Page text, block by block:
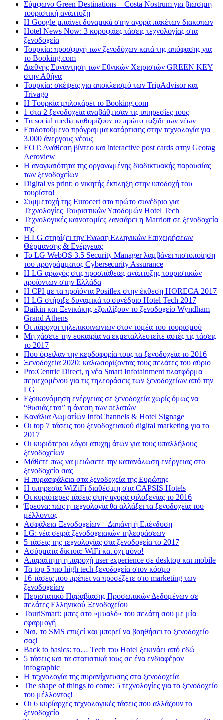
Σύμφωνο Green Destinations – Costa Nostrum για βιώσιμη
τουριστική ανάπτυξη
H Google μπαίνει δυναμικά στην αγορά πακέτων διακοπών
Hotel News Now: 3 κορυφαίες τάσεις τεχνολογίας στα
ξενοδοχεία
Τουρκία: προσφυγή των ξενοδόχων κατά της απόφασης για
το Booking.com
Διεθνής Συνάντηση των Εθνικών Χειριστών GREEN KEY
στην Αθήνα
Τουρκία: σκέψεις για αποκλεισμό των TripAdvisor και
Trivago
H Tουρκία μπλοκάρει το Booking.com
1 στα 2 ξενοδοχεία αναβάθμισαν τις υπηρεσίες τους
Tα social media καθορίζουν το πρώτο ταξίδι των νέων
Επιδοτούμενο πρόγραμμα κατάρτισης στην τεχνολογία για
3.000 άνεργους νέους
ΕΟΤ: Ανάθεση βίντεο και interactive post cards στην Geotag
Aeroview
Η αναγκαιότητα της οργανωμένης διαδικτυακής παρουσίας
των ξενοδοχείων
Digital vs print: ο νικητής έκπληξη στην υποδοχή του
τουρίστα!
Συμμετοχή της Eurocert στο πρώτο συνέδριο για
Τεχνολογίες Τουριστικών Υποδομών Hotel Tech
Τεχνολογικές καινοτομίες λανσάρει η Marriott σε ξενοδοχεία
της
H LG στηρίζει την Ένωση Ελληνικών Επιχειρήσεων
Θέρμανσης & Ενέργειας
Το LG WebOS 3.5 Security Manager λαμβάνει πιστοποίηση
του προγράμματος Cybersecurity Assurance
Η LG αρωγός στις προσπάθειες ανάπτυξης τουριστικών
προϊόντων στην Ελλάδα
Η CPI με τα προϊόντα Posiflex στην έκθεση HORECA 2017
H LG στήριξε δυναμικά το συνέδριο Hotel Tech 2017
Daikin και Ξενικάκης εξοπλίζουν το ξενοδοχείο Wyndham
Grand Athens
Οι πάροχοι τηλεπικοινωνιών στον τομέα του τουρισμού
Μη χάσετε την ευκαιρία να εκμεταλλευτείτε αυτές τις τάσεις
το 2017
Που όφειλαν την κερδοφορία τους τα ξενοδοχεία το 2016
Ξενοδοχεία 2020: καλωσορίζοντας τους πελάτες του αύριο
Pro:Centric Direct, η νέα Smart Infotainment πλατφόρμα
περιεχομένου για τις τηλεοράσεις των ξενοδοχείων από την
LG
Εξοικονόμηση ενέργειας σε ξενοδοχεία χωρίς όμως να
“θυσιάζεται” η άνεση των πελατών
Κανάλια Δωματίων InfoChannels & Hotel Signage
Οι top 7 τάσεις του ξενοδοχειακού digital marketing για το
2017
Οι κυριότεροι λόγοι ατυχημάτων για τους υπαλλήλους
ξενοδοχείων
Μάθετε πως να μειώσετε την κατανάλωση ενέργειας στο
ξενοδοχείο σας
Η πυρασφάλεια στα ξενοδοχεία της Ευρώπης
Η υπηρεσία WiZiFi διαθέσιμη στα CAPSIS Hotels
Οι κυριότερες τάσεις στην αγορά φιλοξενίας το 2016
Έρευνα: πώς η τεχνολογία θα αλλάξει τα ξενοδοχεία του
μέλλοντος
Ασφάλεια Ξενοδοχείων – Δαπάνη ή Επένδυση
LG: νέα σειρά ξενοδοχειακών τηλεοράσεων
5 τάσεις της τεχνολογίας στα ξενοδοχεία το 2017
Ασύρματα δίκτυα: WiFi και όχι μόνο!
Απαραίτητη η παροχή user experience σε desktop και mobile
Τα top 5 πιο high tech ξενοδοχεία στον κόσμο
16 τάσεις που πρέπει να προσέξετε στο marketing των
ξενοδοχείων
Περιστατικό Παραβίασης Προσωπικών Δεδομένων σε
πελάτες Ελληνικού Ξενοδοχείου
TouriSmart: μπες στο «μυαλό» του πελάτη σου με μία
εφαρμογή
Ναι, το SMS επιζεί και μπορεί να βοηθήσει το ξενοδοχείο
σας!
Back to basics: το… Tech του Hotel ξεκινάει από εδώ
5 τάσεις και τα στατιστικά τους σε ένα ενδιαφέρον
infographic
Η τεχνολογία της πυρανίχνευσης στα ξενοδοχεία
The shape of things to come: 5 τεχνολογίες για το ξενοδοχείο
του μέλλοντος!
Οι 6 κυρίαρχες τεχνολογικές τάσεις που αλλάζουν το
ξενοδοχείο